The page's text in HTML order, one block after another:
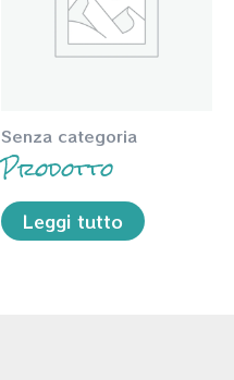
Senza categoria
Prodotto
Leggi tutto